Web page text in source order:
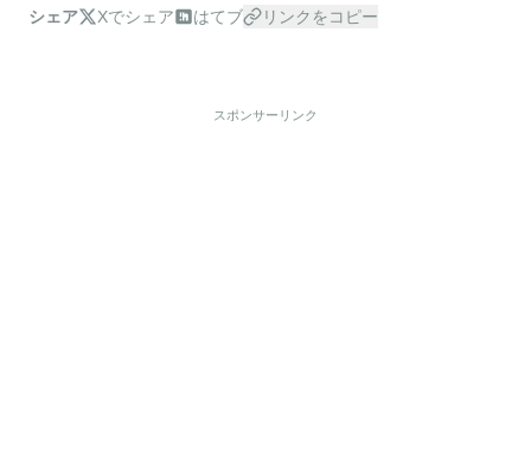
シェア Xでシェア はてブ リンクをコピー
スポンサーリンク